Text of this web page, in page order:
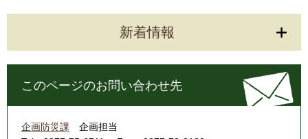
新着情報
このページのお問い合わせ先
企画防災課
企画担当